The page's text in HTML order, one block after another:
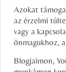
Azokat
az érzelmi
vagy a
önmagukhoz,
Blogjaimon,